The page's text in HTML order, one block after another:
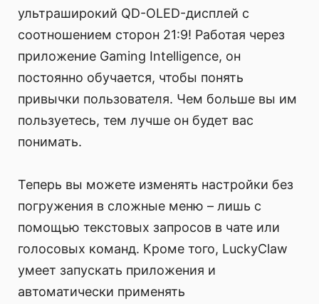
ультраширокий QD-OLED-дисплей с
соотношением сторон 21:9! Работая через
приложение Gaming Intelligence, он
постоянно обучается, чтобы понять
привычки пользователя. Чем больше вы им
пользуетесь, тем лучше он будет вас
понимать.
Теперь вы можете изменять настройки без
погружения в сложные меню – лишь с
помощью текстовых запросов в чате или
голосовых команд. Кроме того, LuckyClaw
умеет запускать приложения и
автоматически применять